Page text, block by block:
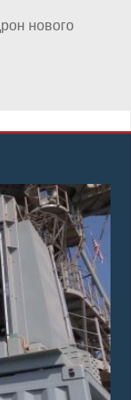
нового